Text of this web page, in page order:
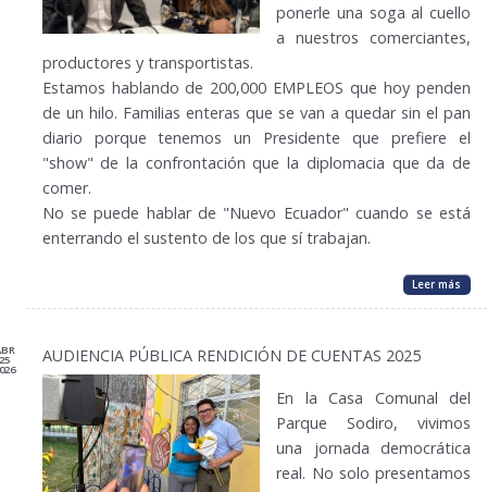
ponerle una soga al cuello
a nuestros comerciantes,
productores y transportistas.
Estamos hablando de 200,000 EMPLEOS que hoy penden
de un hilo. Familias enteras que se van a quedar sin el pan
diario porque tenemos un Presidente que prefiere el
"show" de la confrontación que la diplomacia que da de
comer.
No se puede hablar de "Nuevo Ecuador" cuando se está
enterrando el sustento de los que sí trabajan.
Leer más
25 AUDIENCIA PÚBLICA RENDICIÓN DE CUENTAS 2025
En la Casa Comunal del
Parque Sodiro, vivimos
una jornada democrática
real. No solo presentamos